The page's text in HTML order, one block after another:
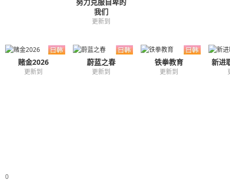
努力克服自卑的
我们
更新到
赌金2026
更新到
蔚蓝之春
更新到
铁拳教育
更新到
新进
0